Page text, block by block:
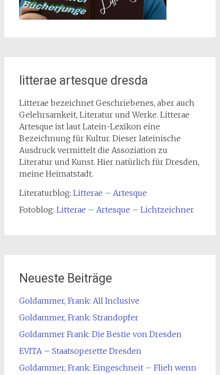
litterae artesque dresda
Litterae bezeichnet Geschriebenes, aber auch
Gelehrsamkeit, Literatur und Werke. Litterae
Artesque ist laut Latein-Lexikon eine
Bezeichnung für Kultur. Dieser lateinische
Ausdruck vermittelt die Assoziation zu
Literatur und Kunst. Hier natürlich für Dresden,
meine Heimatstadt.
Literaturblog: Litterae – Artesque
Fotoblog: Litterae – Artesque – Lichtzeichner
Neueste Beiträge
Goldammer, Frank: All Inclusive
Goldammer, Frank: Strandopfer
Goldammer Frank: Die Bestie von Dresden
EVITA – Staatsoperette Dresden
Goldammer, Frank: Eingeschneit – Flieh wenn